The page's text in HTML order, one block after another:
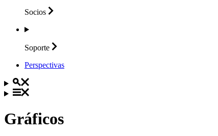
Socios
Soporte
Perspectivas
Gráficos